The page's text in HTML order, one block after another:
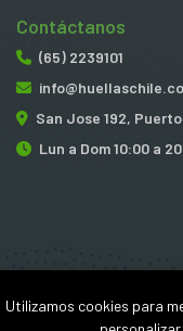
Contáctanos
(65) 2239101
San Jose 192,
Lun a Dom 10:00 a
¿Te
Utilizamos cookies para